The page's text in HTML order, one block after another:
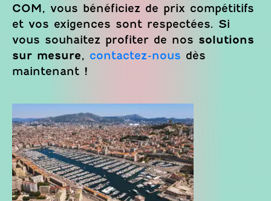
COM, vous bénéficiez de prix compétitifs
et vos exigences sont respectées. Si
vous souhaitez profiter de nos solutions
sur mesure, contactez-nous dès
maintenant !